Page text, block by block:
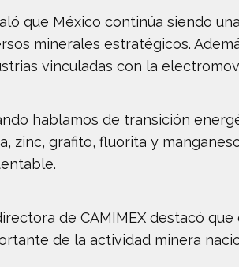
que México continúa siendo
minerales estratégicos.
vinculadas con la
hablamos de transición
zinc, grafito, fluorita y
de CAMIMEX destacó
de la actividad minera